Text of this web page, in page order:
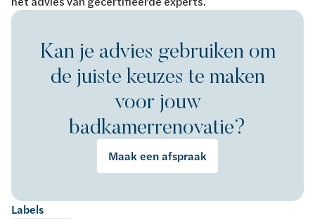
Kan je advies gebruiken om
de juiste keuzes te maken
voor jouw
badkamerrenovatie?
Maak een afspraak
Labels